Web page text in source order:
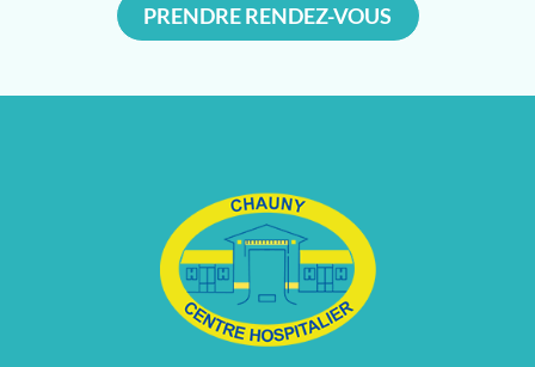
PRENDRE RENDEZ-VOUS